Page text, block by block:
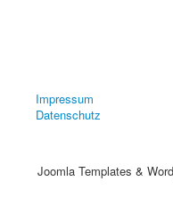
Impressum
Datenschutz
Joomla Templates &